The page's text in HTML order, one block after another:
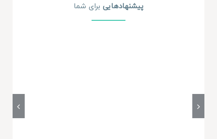
پیشنهاد‌هایی برای شما